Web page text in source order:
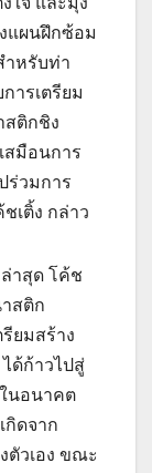
แผนฝึกซ้อม
ำหรับท่า
ารเตรียม
สติกชิง
สมือนการ
ร่วมการ
เติ้ง กล่าว
าสุด โค้ช
าสติก
รียมสร้าง
ด้ก้าวไปสู่
นอนาคต
กิดจาก
วเอง ขณะ